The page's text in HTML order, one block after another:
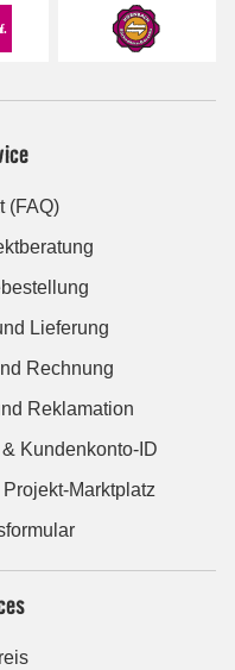
(FAQ)
Lieferung
Rechnung
Reklamation
Kundenkonto-ID
Marktplatz